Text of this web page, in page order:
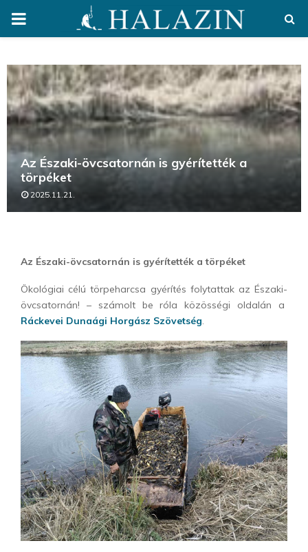
PRIMARY
Az Északi-övcsatornán is gyérítették a
törpéket
2025.11.21.
Az Északi-övcsatornán is gyérítették a törpéket
Ökológiai célú törpeharcsa gyérítés folytattak az Északi-
övcsatornán! – számolt be róla közösségi oldalán a
Ráckevei Dunaági Horgász Szövetség.